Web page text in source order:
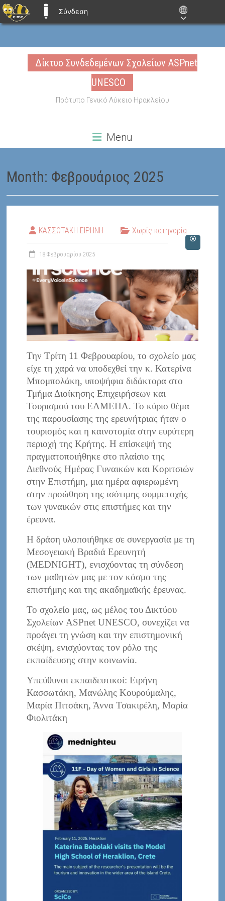
E-ME BLOGS
Σύνδεση
Δίκτυο Συνδεδεμένων Σχολείων ASPnet
UNESCO
Πρότυπο Γενικό Λύκειο Ηρακλείου
Menu
Month: Φεβρουάριος 2025
ΚΑΣΣΩΤΑΚΗ ΕΙΡΗΝΗ Χωρίς κατηγορία
18 Φεβρουαρίου 2025
Την Τρίτη 11 Φεβρουαρίου, το σχολείο μας
είχε τη χαρά να υποδεχθεί την κ. Κατερίνα
Μπομπολάκη, υποψήφια διδάκτορα στο
Τμήμα Διοίκησης Επιχειρήσεων και
Τουρισμού του ΕΛΜΕΠΑ. Το κύριο θέμα
της παρουσίασης της ερευνήτριας ήταν ο
τουρισμός και η καινοτομία στην ευρύτερη
περιοχή της Κρήτης. Η επίσκεψή της
πραγματοποιήθηκε στο πλαίσιο της
Διεθνούς Ημέρας Γυναικών και Κοριτσιών
στην Επιστήμη, μια ημέρα αφιερωμένη
στην προώθηση της ισότιμης συμμετοχής
των γυναικών στις επιστήμες και την
έρευνα.
Η δράση υλοποιήθηκε σε συνεργασία με τη
Μεσογειακή Βραδιά Ερευνητή
(MEDNIGHT), ενισχύοντας τη σύνδεση
των μαθητών μας με τον κόσμο της
επιστήμης και της ακαδημαϊκής έρευνας.
Το σχολείο μας, ως μέλος του Δικτύου
Σχολείων ASPnet UNESCO, συνεχίζει να
προάγει τη γνώση και την επιστημονική
σκέψη, ενισχύοντας τον ρόλο της
εκπαίδευσης στην κοινωνία.
Υπεύθυνοι εκπαιδευτικοί: Ειρήνη
Κασσωτάκη, Μανώλης Κουρούμαλης,
Μαρία Πιτσάκη, Άννα Τσακιρέλη, Μαρία
Φιολιτάκη